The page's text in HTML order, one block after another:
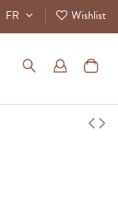
FR Wishlist